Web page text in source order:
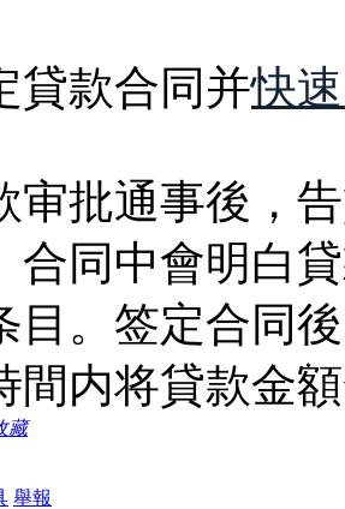
貸款合同并快
审批通事後，
合同中會明白
目。签定合同
間内将貸款金
藏
舉報